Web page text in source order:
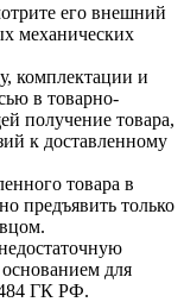
его внешний
механических
комплектации и
в товарно-
получение товара,
к доставленному
товара в
предъявить только
для
ГК РФ.